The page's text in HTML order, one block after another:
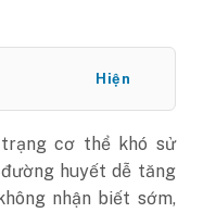
Hiện
cơ thể khó sử
huyết dễ tăng
nhận biết sớm,